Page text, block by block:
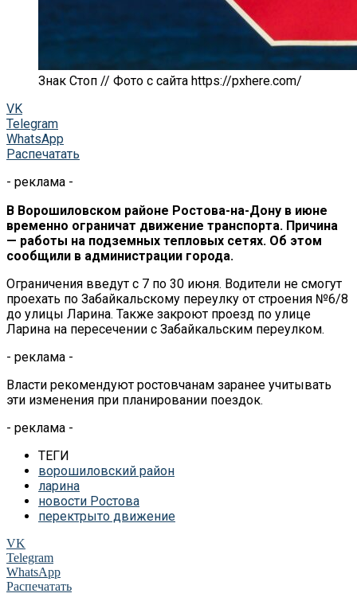
Знак Стоп // Фото с сайта https://pxhere.com/
VK
Telegram
WhatsApp
Распечатать
- реклама -
В Ворошиловском районе Ростова-на-Дону в июне
временно ограничат движение транспорта. Причина
— работы на подземных тепловых сетях. Об этом
сообщили в администрации города.
Ограничения введут с 7 по 30 июня. Водители не смогут
проехать по Забайкальскому переулку от строения №6/8
до улицы Ларина. Также закроют проезд по улице
Ларина на пересечении с Забайкальским переулком.
- реклама -
Власти рекомендуют ростовчанам заранее учитывать
эти изменения при планировании поездок.
- реклама -
ТЕГИ
ворошиловский район
ларина
новости Ростова
перектрыто движение
VK
Telegram
WhatsApp
Распечатать